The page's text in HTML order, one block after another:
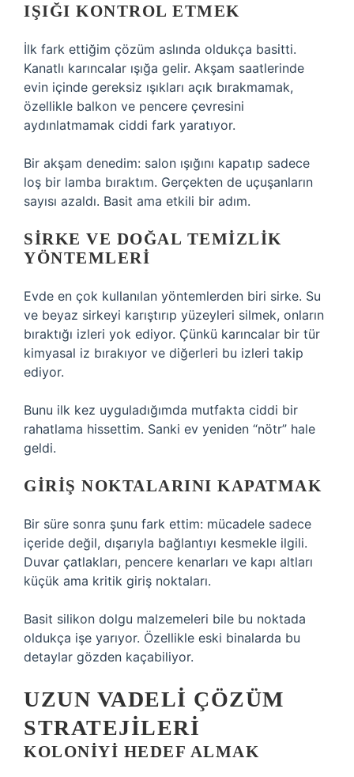
IŞIĞI KONTROL ETMEK
İlk fark ettiğim çözüm aslında oldukça basitti.
Kanatlı karıncalar ışığa gelir. Akşam saatlerinde
evin içinde gereksiz ışıkları açık bırakmamak,
özellikle balkon ve pencere çevresini
aydınlatmamak ciddi fark yaratıyor.
Bir akşam denedim: salon ışığını kapatıp sadece
loş bir lamba bıraktım. Gerçekten de uçuşanların
sayısı azaldı. Basit ama etkili bir adım.
SIRKE VE DOĞAL TEMIZLIK
YÖNTEMLERI
Evde en çok kullanılan yöntemlerden biri sirke. Su
ve beyaz sirkeyi karıştırıp yüzeyleri silmek, onların
bıraktığı izleri yok ediyor. Çünkü karıncalar bir tür
kimyasal iz bırakıyor ve diğerleri bu izleri takip
ediyor.
Bunu ilk kez uyguladığımda mutfakta ciddi bir
rahatlama hissettim. Sanki ev yeniden “nötr” hale
geldi.
GIRIŞ NOKTALARINI KAPATMAK
Bir süre sonra şunu fark ettim: mücadele sadece
içeride değil, dışarıyla bağlantıyı kesmekle ilgili.
Duvar çatlakları, pencere kenarları ve kapı altları
küçük ama kritik giriş noktaları.
Basit silikon dolgu malzemeleri bile bu noktada
oldukça işe yarıyor. Özellikle eski binalarda bu
detaylar gözden kaçabiliyor.
UZUN VADELI ÇÖZÜM
STRATEJILERI
KOLONIYI HEDEF ALMAK